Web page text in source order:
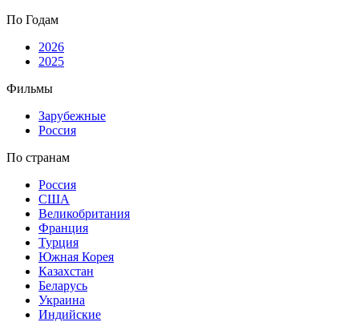
По Годам
2026
2025
Фильмы
Зарубежные
Россия
По странам
Россия
США
Великобритания
Франция
Турция
Южная Корея
Казахстан
Беларусь
Украина
Индийские